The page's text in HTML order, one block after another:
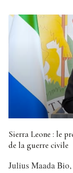
Sierra Leone : le
de la guerre civile
Julius Maada Bio,